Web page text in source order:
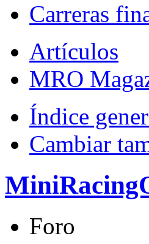
Carreras
Artículos
MRO
Índice
Cambiar
Foro